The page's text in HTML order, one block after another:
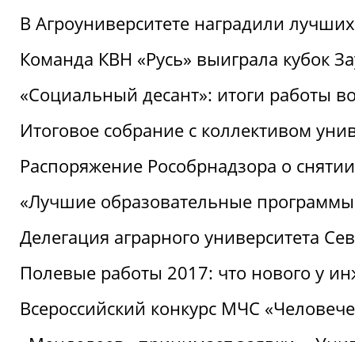
В Агроуниверситете наградили
Команда КВН «Русь» выиграла кубок
«Социальный десант»: итоги работы
Итоговое собрание с коллективом
Распоряжение Рособрнадзора о
«Лучшие образовательные
Делегация аграрного университета
Полевые работы 2017: что нового у
Всероссийский конкурс МЧС